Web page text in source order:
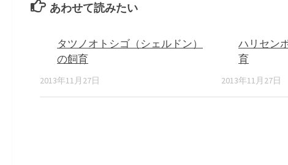
あわせて読みたい
タツノオトシゴ（シェルドン）
の飼育
2013年11月27日
ハリセン
育
2013年11月27日